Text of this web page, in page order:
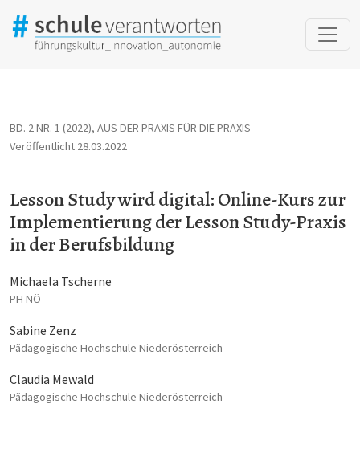
BD. 2 NR. 1 (2022), AUS DER PRAXIS FÜR DIE PRAXIS
Lesson Study wird digital: Online-Kurs zur
Implementierung der Lesson Study-Praxis
in der Berufsbildung
Veröffentlicht 28.03.2022
Michaela Tscherne
PH NÖ
Sabine Zenz
Pädagogische Hochschule Niederösterreich
Claudia Mewald
Pädagogische Hochschule Niederösterreich